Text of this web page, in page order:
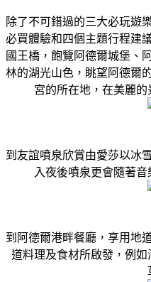
除了不可錯過的三大必玩遊
必買體驗和四個主題行程
國王橋，飽覽阿德爾城堡、
林的湖光山色，眺望阿德
宮的所在地，在美麗的
到友誼噴泉欣賞由愛莎以冰
入夜後噴泉更會隨著
到阿德爾港畔餐廳，享用地
道料理及食材所啟發，例